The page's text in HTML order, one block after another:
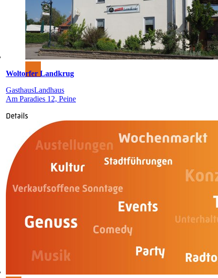
Woltorfer Landkrug
GasthausLandhaus
Am Paradies 12, Peine
Details